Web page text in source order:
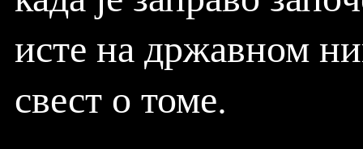
исте на државном
свест о томе.